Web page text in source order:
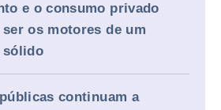
e o consumo privado
os motores de um
sólido
continuam a